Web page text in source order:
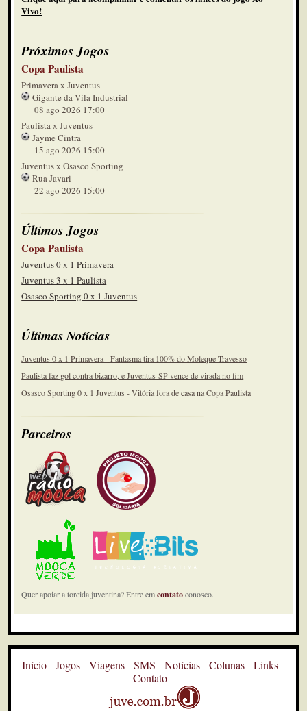
Vivo!
Próximos Jogos
Copa Paulista
Primavera x Juventus
Gigante da Vila Industrial
08 ago 2026 17:00
Paulista x Juventus
Jayme Cintra
15 ago 2026 15:00
Juventus x Osasco Sporting
Rua Javari
22 ago 2026 15:00
Últimos Jogos
Copa Paulista
Juventus 0 x 1 Primavera
Juventus 3 x 1 Paulista
Osasco Sporting 0 x 1 Juventus
Últimas Notícias
Juventus 0 x 1 Primavera - Fantasma tira 100% do Moleque Travesso
Paulista faz gol contra bizarro, e Juventus-SP vence de virada no fim
Osasco Sporting 0 x 1 Juventus - Vitória fora de casa na Copa Paulista
Parceiros
Quer apoiar a torcida juventina? Entre emcontatoconosco.
Início Jogos Viagens SMS Notícias Colunas
Links
Contato